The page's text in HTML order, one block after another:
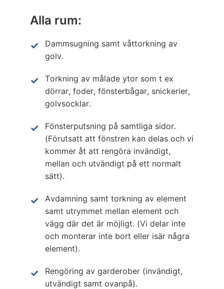
Alla rum:
Dammsugning samt våttorkning av
golv.
Torkning av målade ytor som t ex
dörrar, foder, fönsterbågar, snickerier,
golvsocklar.
Fönsterputsning på samtliga sidor.
(Förutsatt att fönstren kan delas och vi
kommer åt att rengöra invändigt,
mellan och utvändigt på ett normalt
sätt).
Avdamning samt torkning av element
samt utrymmet mellan element och
vägg där det är möjligt. (Vi delar inte
och monterar inte bort eller isär några
element).
Rengöring av garderober (invändigt,
utvändigt samt ovanpå).